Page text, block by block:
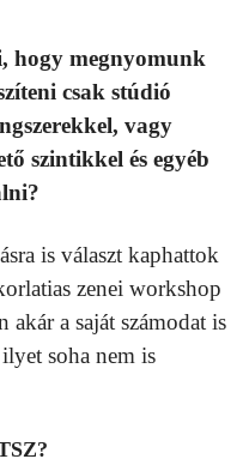
hogy megnyomunk
csak stúdió
vagy
szintikkel és egyéb
is választ kaphattok
zenei workshop
a saját számodat is
soha nem is